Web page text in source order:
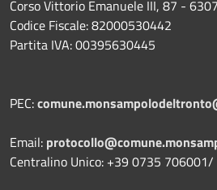
Corso Vittorio Emanuele III, 87 -
Codice Fiscale: 82000530442
Partita IVA: 00395630445
PEC:
Email:
Centralino Unico: +39 0735